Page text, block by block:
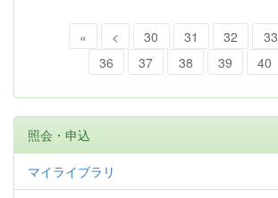
« < 30 31 32 33
36
37 38 39 40
照会・申込
マイライブラリ